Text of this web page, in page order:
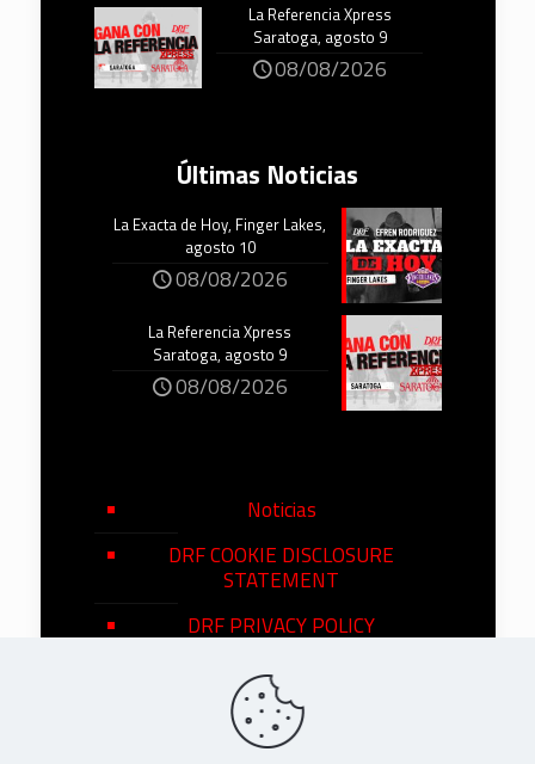
La Referencia Xpress
Saratoga, agosto 9
08/08/2026
Últimas Noticias
La Exacta de Hoy, Finger Lakes,
agosto 10
08/08/2026
La Referencia Xpress
Saratoga, agosto 9
08/08/2026
Noticias
DRF COOKIE DISCLOSURE
STATEMENT
DRF PRIVACY POLICY